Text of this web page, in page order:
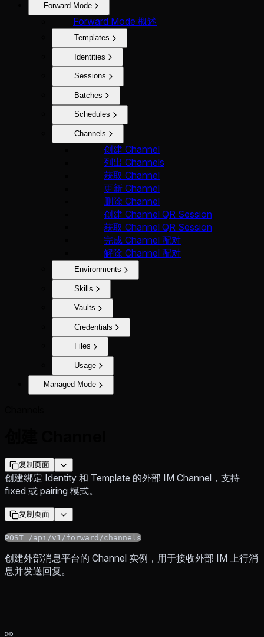
Forward Mode
Forward Mode 概述
Templates
Identities
Sessions
Batches
Schedules
Channels
创建 Channel
列出 Channels
获取 Channel
更新 Channel
删除 Channel
创建 Channel QR Session
获取 Channel QR Session
完成 Channel 配对
解除 Channel 配对
Environments
Skills
Vaults
Credentials
Files
Usage
Managed Mode
复制页面
创建绑定 Identity 和 Template 的外部 IM Channel，支持
fixed 或 pairing 模式。
复制页面
POST /api/v1/forward/channels
创建外部消息平台的 Channel 实例，用于接收外部 IM 上行消
息并发送回复。